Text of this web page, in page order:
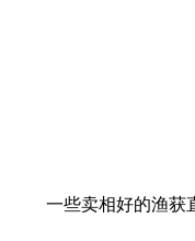
一些卖相好的渔获